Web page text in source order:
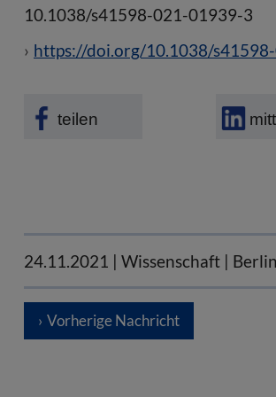
10.1038/s41598-021-01939-3
https://doi.org/10.1038/
teilen
24.11.2021 | Wissenschaft | Berlin
Vorherige Nachricht